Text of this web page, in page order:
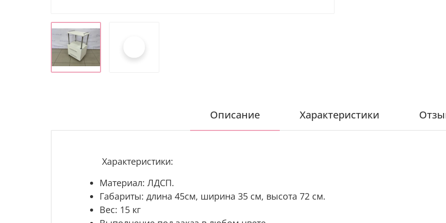
Описание Характеристики
Характеристики:
Материал: ЛДСП.
Габариты: длина 45см, ширина 35 см, высота 72 см.
Вес: 15 кг